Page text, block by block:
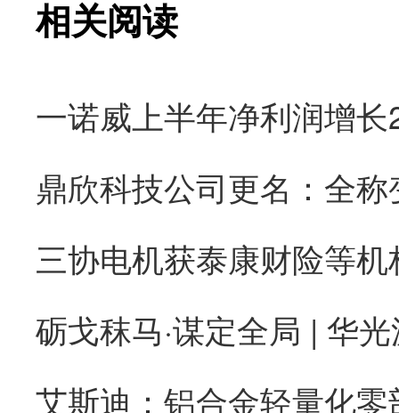
相关阅读
砺戈秣马·谋定全局 | 华